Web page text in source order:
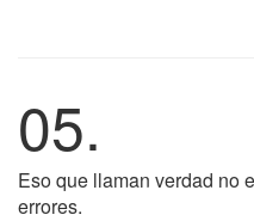
05.
Eso que llaman verdad no
errores.